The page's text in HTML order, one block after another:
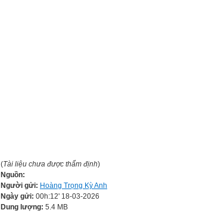
(Tài liệu chưa được thẩm định)
Nguồn:
Người gửi: Hoàng Trọng Kỳ Anh
Ngày gửi: 00h:12' 18-03-2026
Dung lượng: 5.4 MB